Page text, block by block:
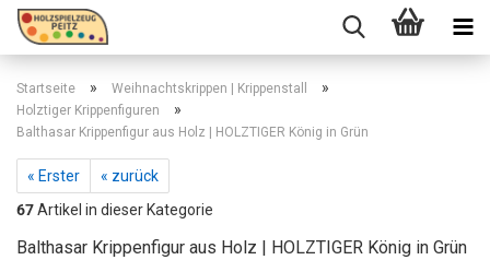
Startseite » Weihnachtskrippen | Krippenstall »
Holztiger Krippenfiguren »
Balthasar Krippenfigur aus Holz | HOLZTIGER König in Grün
« Erster
« zurück
67Artikel in dieser Kategorie
Balthasar Krippenfigur aus Holz | HOLZTIGER König in Grün